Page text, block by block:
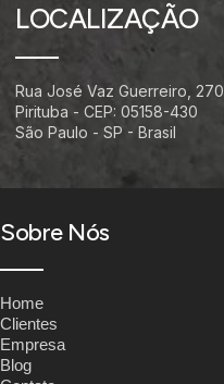
LOCALIZAÇÃO
Rua José Vaz Guerreiro, 270
Pirituba - CEP: 05158-430
São Paulo - SP - Brasil
Sobre Nós
Home
Clientes
Empresa
Blog